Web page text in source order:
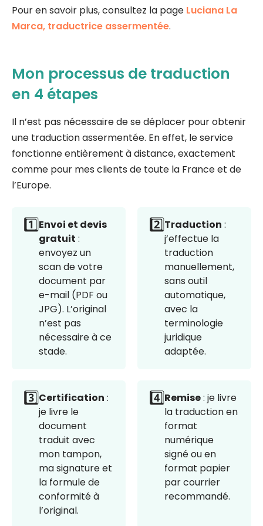
Pour en savoir plus, consultez la page Luciana La
Marca, traductrice assermentée.
Mon processus de traduction
en 4 étapes
Il n’est pas nécessaire de se déplacer pour obtenir
une traduction assermentée. En effet, le service
fonctionne entièrement à distance, exactement
comme pour mes clients de toute la France et de
l’Europe.
1️⃣Envoi et devis
gratuit :
envoyez un
scan de votre
document par
e-mail (PDF ou
JPG). L’original
n’est pas
nécessaire à ce
stade.
2️⃣Traduction :
j’effectue la
traduction
manuellement,
sans outil
automatique,
avec la
terminologie
juridique
adaptée.
3️⃣Certification :
je livre le
document
traduit avec
mon tampon,
ma signature et
la formule de
conformité à
l’original.
4️⃣Remise: je livre
la traduction en
format
numérique
signé ou en
format papier
par courrier
recommandé.